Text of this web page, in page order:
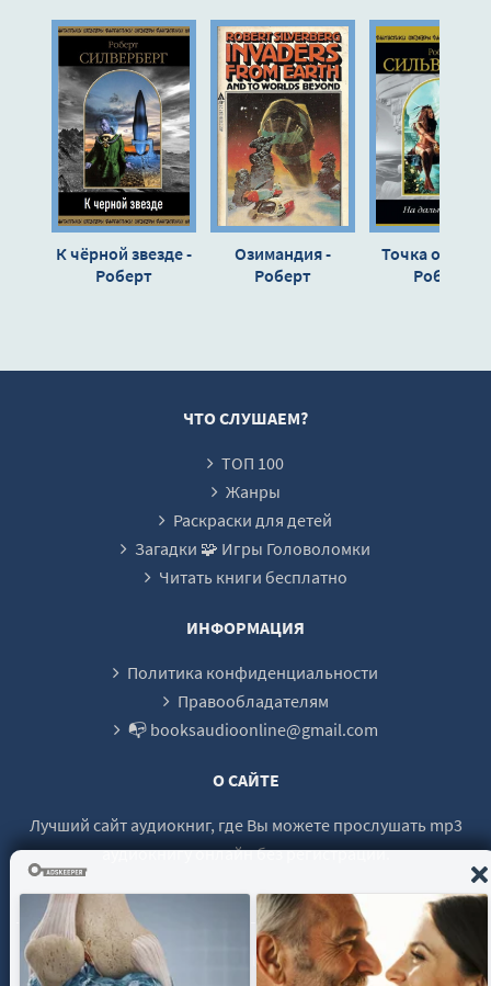
К чёрной звезде -
Роберт
Озимандия -
Роберт
Точка
Роберт
ЧТО СЛУШАЕМ?
ТОП 100
Жанры
Раскраски для детей
Загадки 🧩 Игры Головоломки
Читать книги бесплатно
ИНФОРМАЦИЯ
Политика конфиденциальности
Правообладателям
📭 booksaudioonline@gmail.com
О САЙТЕ
Лучший сайт аудиокниг, где Вы можете прослушать mp3
аудиокнигу онлайн без регистрации.
© 2021 - 2026 booksaudio-online.com Все права защищены.